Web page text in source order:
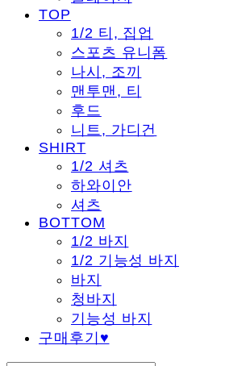
TOP
1/2 티, 집업
스포츠 유니폼
나시, 조끼
맨투맨, 티
후드
니트, 가디건
SHIRT
1/2 셔츠
하와이안
셔츠
BOTTOM
1/2 바지
1/2 기능성 바지
바지
청바지
기능성 바지
구매후기♥